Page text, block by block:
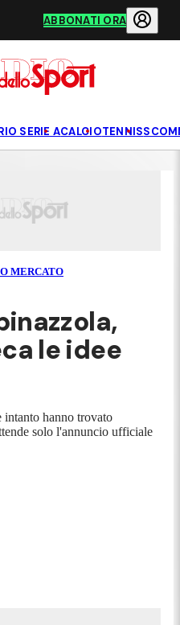
ABBONATI ORA
SERIE ACALCIOTENNIS
MERCATO
le idee
hanno trovato
solo l'annuncio ufficiale